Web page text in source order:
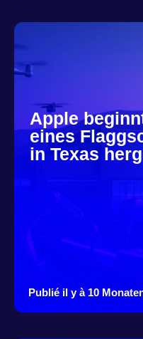
Apple
eines
in Texas
Publié il y à 10